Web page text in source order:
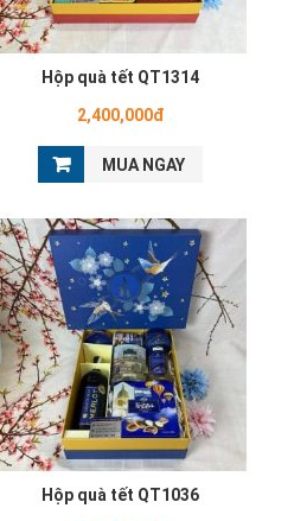
Hộp quà tết QT1314
2,400,000đ
MUA NGAY
Hộp quà tết QT1036